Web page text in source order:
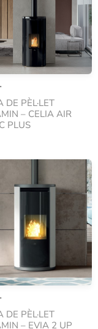
DE PÈL·LET
– CELIA AIR
PLUS
DE PÈL·LET
– EVIA 2 UP